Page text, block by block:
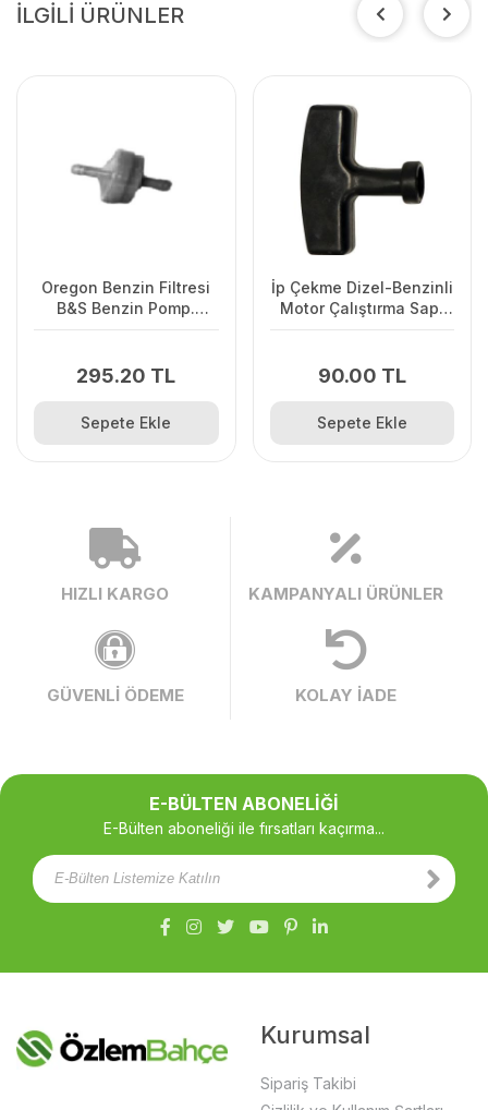
İLGİLİ ÜRÜNLER
Oregon Benzin Filtresi
B&S Benzin Pomp.
295.20 TL
Sepete Ekle
İp Çekme Dizel-Benzinli
Motor Çalıştırma Sapı
90.00 TL
Sepete Ekle
HIZLI KARGO KAMPANYALI ÜRÜNLER
GÜVENLİ ÖDEME KOLAY İADE
E-BÜLTEN ABONELİĞİ
E-Bülten aboneliği ile fırsatları kaçırma...
Kurumsal
Sipariş Takibi